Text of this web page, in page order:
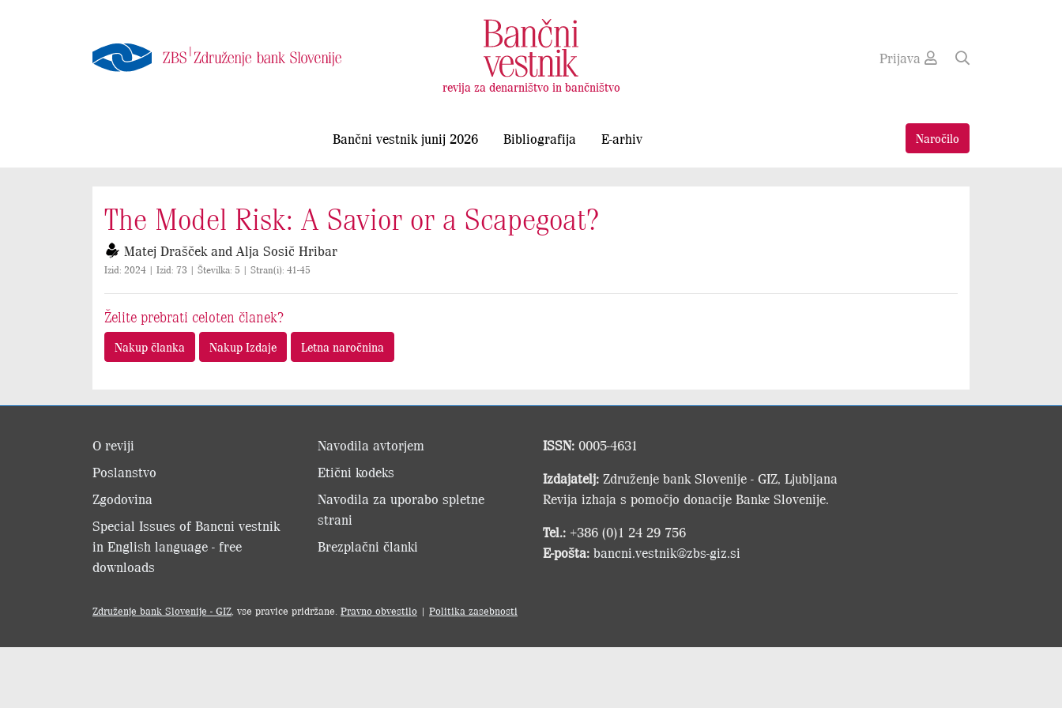
revija za denarništvo in bančništvo
Prijava
Bančni vestnik junij 2026 Bibliografija E-arhiv Naročilo
The Model Risk: A Savior or a Scapegoat?
Matej Drašček and Alja Sosič Hribar
Izid: 2024 | Izid: 73 | Številka: 5 | Stran(i): 41-45
Želite prebrati celoten članek?
Nakup članka Nakup Izdaje Letna naročnina
O reviji
Poslanstvo
Zgodovina
Special Issues of Bancni vestnik
in English language - free
downloads
Navodila avtorjem
Etični kodeks
Navodila za uporabo spletne
strani
Brezplačni članki
ISSN: 0005-4631
Izdajatelj: Združenje bank Slovenije - GIZ, Ljubljana
Revija izhaja s pomočjo donacije Banke Slovenije.
Tel.: +386 (0)1 24 29 756
E-pošta: bancni.vestnik@zbs-giz.si
Združenje bank Slovenije - GIZ, vse pravice pridržane. Pravno obvestilo | Politika zasebnosti